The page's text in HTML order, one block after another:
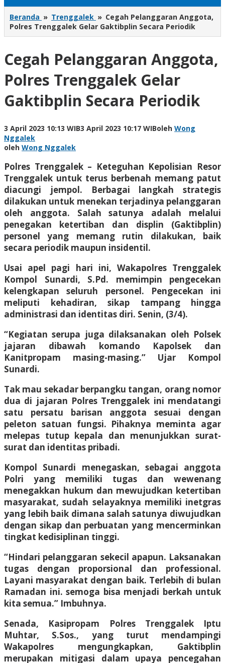
Beranda » Trenggalek » Cegah Pelanggaran Anggota,
Polres Trenggalek Gelar Gaktibplin Secara Periodik
Cegah Pelanggaran Anggota,
Polres Trenggalek Gelar
Gaktibplin Secara Periodik
3 April 2023 10:13 WIB3 April 2023 10:17 WIBoleh Wong
Nggalek
oleh Wong Nggalek
Polres Trenggalek – Keteguhan Kepolisian Resor
Trenggalek untuk terus berbenah memang patut
diacungi jempol. Berbagai langkah strategis
dilakukan untuk menekan terjadinya pelanggaran
oleh anggota. Salah satunya adalah melalui
penegakan ketertiban dan displin (Gaktibplin)
personel yang memang rutin dilakukan, baik
secara periodik maupun insidentil.
Usai apel pagi hari ini, Wakapolres Trenggalek
Kompol Sunardi, S.Pd. memimpin pengecekan
kelengkapan seluruh personel. Pengecekan ini
meliputi kehadiran, sikap tampang hingga
administrasi dan identitas diri. Senin, (3/4).
“Kegiatan serupa juga dilaksanakan oleh Polsek
jajaran dibawah komando Kapolsek dan
Kanitpropam masing-masing.” Ujar Kompol
Sunardi.
Tak mau sekadar berpangku tangan, orang nomor
dua di jajaran Polres Trenggalek ini mendatangi
satu persatu barisan anggota sesuai dengan
peleton satuan fungsi. Pihaknya meminta agar
melepas tutup kepala dan menunjukkan surat-
surat dan identitas pribadi.
Kompol Sunardi menegaskan, sebagai anggota
Polri yang memiliki tugas dan wewenang
menegakkan hukum dan mewujudkan ketertiban
masyarakat, sudah selayaknya memiliki inetgras
yang lebih baik dimana salah satunya diwujudkan
dengan sikap dan perbuatan yang mencerminkan
tingkat kedisiplinan tinggi.
“Hindari pelanggaran sekecil apapun. Laksanakan
tugas dengan proporsional dan professional.
Layani masyarakat dengan baik. Terlebih di bulan
Ramadan ini. semoga bisa menjadi berkah untuk
kita semua.” Imbuhnya.
Senada, Kasipropam Polres Trenggalek Iptu
Muhtar, S.Sos., yang turut mendampingi
Wakapolres mengungkapkan, Gaktibplin
merupakan mitigasi dalam upaya pencegahan